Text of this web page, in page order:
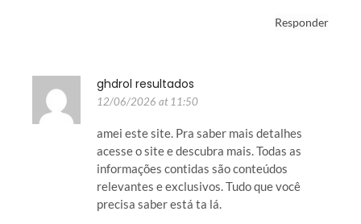
Responder
ghdrol resultados
12/06/2026 at 11:50
amei este site. Pra saber mais detalhes
acesse o site e descubra mais. Todas as
informações contidas são conteúdos
relevantes e exclusivos. Tudo que você
precisa saber está ta lá.